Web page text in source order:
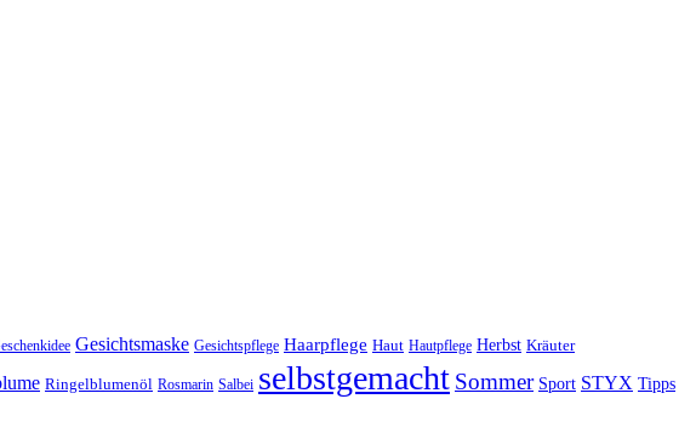
Gesichtsmaske Gesichtspflege Haarpflege Haut Hautpflege Herbst Kräuter
Ringelblumenöl Rosmarin Salbei selbstgemacht Sommer Sport STYX Tipps